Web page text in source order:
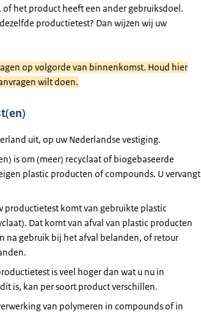
het product heeft een ander gebruiksdoel.
productietest? Dan wijzen wij uw
op volgorde van binnenkomst. Houd hier
wilt doen.
uit, op uw Nederlandse vestiging.
is om (meer) recyclaat of biogebaseerde
plastic producten of compounds. U vervangt
productietest komt van gebruikte plastic
Dat komt van afval van plastic producten
na gebruik bij het afval belanden, of retour
is veel hoger dan wat u nu in
is, kan per soort product verschillen.
van polymeren in compounds of in